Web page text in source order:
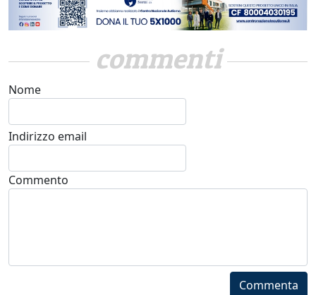
commenti
Nome
Indirizzo email
Commento
Commenta